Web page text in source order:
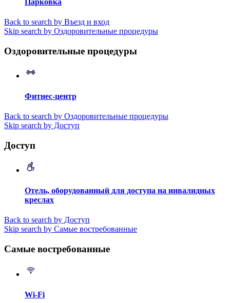
Back to search by Въезд и вход
Skip search by Оздоровительные процедуры
Оздоровительные процедуры
Фитнес-центр
Back to search by Оздоровительные процедуры
Skip search by Доступ
Доступ
Отель, оборудованный для доступа на инвалидных
креслах
Back to search by Доступ
Skip search by Самые востребованные
Самые востребованные
Wi-Fi